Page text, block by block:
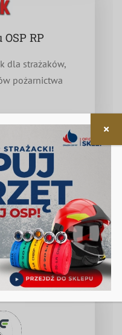
RP
dla strażaków,
pożarnictwa
prawna
OSP